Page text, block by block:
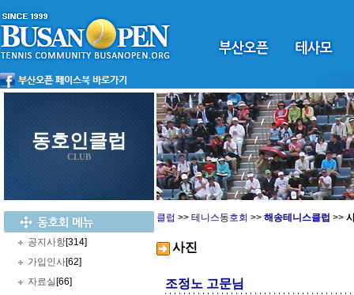
동호인클럽
CLUB
공지사항[314]
가입인사[62]
자료실 [66]
클럽 >> 테니스동호회 >> 해송테니스클럽 >>
사진
조정노 고문님